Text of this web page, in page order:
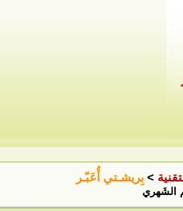
> بِريشـتي أُعَبّـر
الشَهري